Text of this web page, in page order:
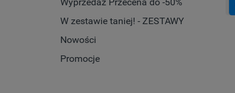
W zestawie taniej! - ZESTAWY
Nowości
Promocje